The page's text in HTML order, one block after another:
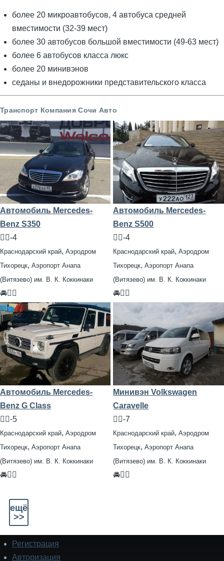
более 20 микроавтобусов, 4 автобуса средней
вместимости (32-39 мест)
более 30 автобусов большой вместимости (49-63 мест)
более 6 автобусов класса люкс
более 20 минивэнов
седаны и внедорожники представительского класса
Транспорт Компания Сочи Авто
Автомобиль Mercedes-
Benz S350
🧍‍♂️-4
Краснодарский край, Аэродром
Тихорецк, Аэропорт Анапа
(Витязево) им. В. К. Коккинаки
🚘👨‍✈
Автомобиль Mercedes-
Benz S500
🧍‍♂️-4
Краснодарский край,Аэродром
Тихорецк,Аэропорт Анапа
(Витязево) им. В. К. Коккинаки
🚘👨‍✈
Автомобиль Mercedes-
Benz G Class
🧍‍♂️-5
Краснодарский край, Аэродром
Тихорецк, Аэропорт Анапа
(Витязево) им. В. К. Коккинаки
🚘👨‍✈
Минивэн Volkswagen
Caravelle
🧍‍♂️-7
Краснодарский край,Аэродром
Тихорецк,Аэропорт Анапа
(Витязево) им. В. К. Коккинаки
🚘👨‍✈
ещё
>>
Подвал
Регистрация
Авторизация